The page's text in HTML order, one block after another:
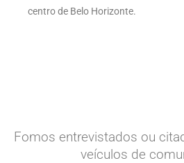
centro de Belo Horizonte.
Fomos entrevistados ou
veículos de